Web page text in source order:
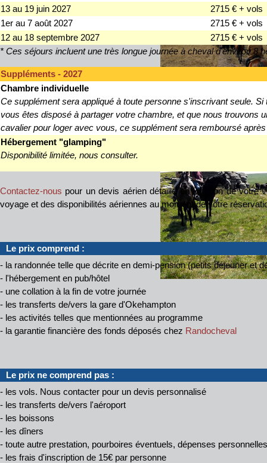
13 au 19 juin 2027
2715 € + vols
1er au 7 août 2027
2715 € + vols
12 au 18 septembre 2027
2715 € + vols
* Ces séjours incluent une très longue journée à cheval d'environ 8
Suppléments - 2027
Chambre individuelle
Ce supplément sera appliqué à toute personne s'inscrivant seule. Si
vous êtes disposé à partager votre chambre, et que nous trouvons
cavalier pour loger avec vous, ce supplément sera remboursé
Hébergement "glamping"
Disponibilité limitée, nous consulter.
Contactez-nous pour un devis aérien détaillé en fonction de votre
voyage et des disponibilités aériennes au moment de votre
Le prix comprend :
- la randonnée telle que décrite en demi-pension (petits déjeuner et
- l'hébergement en pub/hôtel
- une collation à la fin de votre journée
- les transferts de/vers la gare d'Okehampton
- les activités telles que mentionnées au programme
- la garantie financière des fonds déposés chez Randocheval
Le prix ne comprend pas :
- les vols. Nous contacter pour un devis personnalisé
- les transferts de/vers l'aéroport
- les boissons
- les dîners
- toute autre prestation, pourboires éventuels, dépenses personnelles
- les frais d'inscription de 15€ par personne